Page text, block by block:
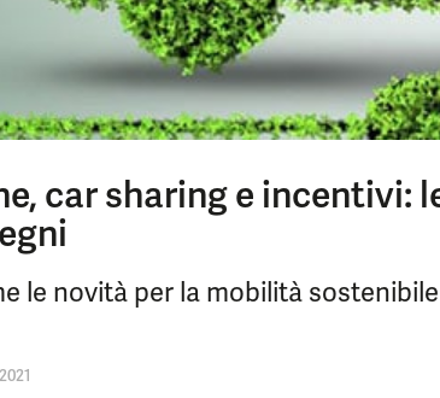
car sharing e incentivi:
le novità per la mobilità